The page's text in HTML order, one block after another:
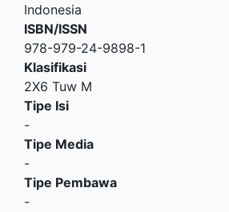
Indonesia
ISBN/ISSN
978-979-24-9898-1
Klasifikasi
2X6 Tuw M
Tipe Isi
-
Tipe Media
-
Tipe Pembawa
-